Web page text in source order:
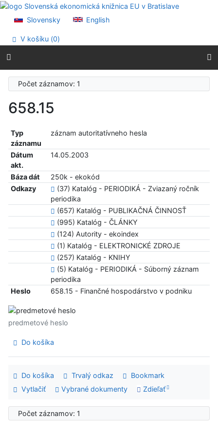
Prejsť na obsah
Prehlásenie o webovej prístupnosti
Slovensky English
V košíku (0)
Počet záznamov: 1
658.15
Typ
záznamu
záznam autoritatívneho hesla
Dátum
akt.
14.05.2003
Báza dát
250k - ekokód
Odkazy
(37) Katalóg - PERIODIKÁ - Zviazaný ročník
periodika
(657) Katalóg - PUBLIKAČNÁ ČINNOSŤ
(995) Katalóg - ČLÁNKY
(124) Autority - ekoindex
(1) Katalóg - ELEKTRONICKÉ ZDROJE
(257) Katalóg - KNIHY
(5) Katalóg - PERIODIKÁ - Súborný záznam
periodika
Heslo
658.15 - Finančné hospodárstvo v podniku
predmetové heslo
Do košíka
Do košíka Trvalý odkaz
Bookmark
Vytlačiť
Vybrané dokumenty Zdieľať
Počet záznamov: 1